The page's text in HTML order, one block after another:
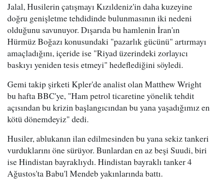
Jalal, Husilerin çatışmayı Kızıldeniz'in daha kuzeyine
doğru genişletme tehdidinde bulunmasının iki nedeni
olduğunu savunuyor. Dışarıda bu hamlenin İran'ın
Hürmüz Boğazı konusundaki "pazarlık gücünü" artırmayı
amaçladığını, içeride ise "Riyad üzerindeki zorlayıcı
baskıyı yeniden tesis etmeyi" hedeflediğini söyledi.
Gemi takip şirketi Kpler'de analist olan Matthew Wright
bu hafta BBC'ye, "Ham petrol ticaretine yönelik tehdit
açısından bu krizin başlangıcından bu yana yaşadığımız en
kötü dönemdeyiz" dedi.
Husiler, ablukanın ilan edilmesinden bu yana sekiz tankeri
vurduklarını öne sürüyor. Bunlardan en az beşi Suudi, biri
ise Hindistan bayraklıydı. Hindistan bayraklı tanker 4
Ağustos'ta Babu'l Mendeb yakınlarında battı.